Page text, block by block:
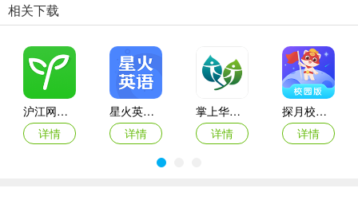
修复了若干BUG
使用中遇到任何问题，请通过【我的客服】告诉我们，我们会努力改
进哒！
相关下载
沪江网校苹果手机版
详情
星火英语ipad版
详情
掌上华医苹果版
详情
探月校园版苹果版
详情